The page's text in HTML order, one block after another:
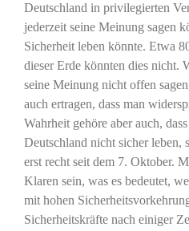
Deutschland in privilegierten
jederzeit seine Meinung sagen
Sicherheit leben könnte. Etwa
dieser Erde könnten dies nicht.
seine Meinung nicht offen
auch ertragen, dass man
Wahrheit gehöre aber auch,
Deutschland nicht sicher leben,
erst recht seit dem 7. Oktober.
Klaren sein, was es bedeutet,
mit hohen
Sicherheitskräfte nach einiger